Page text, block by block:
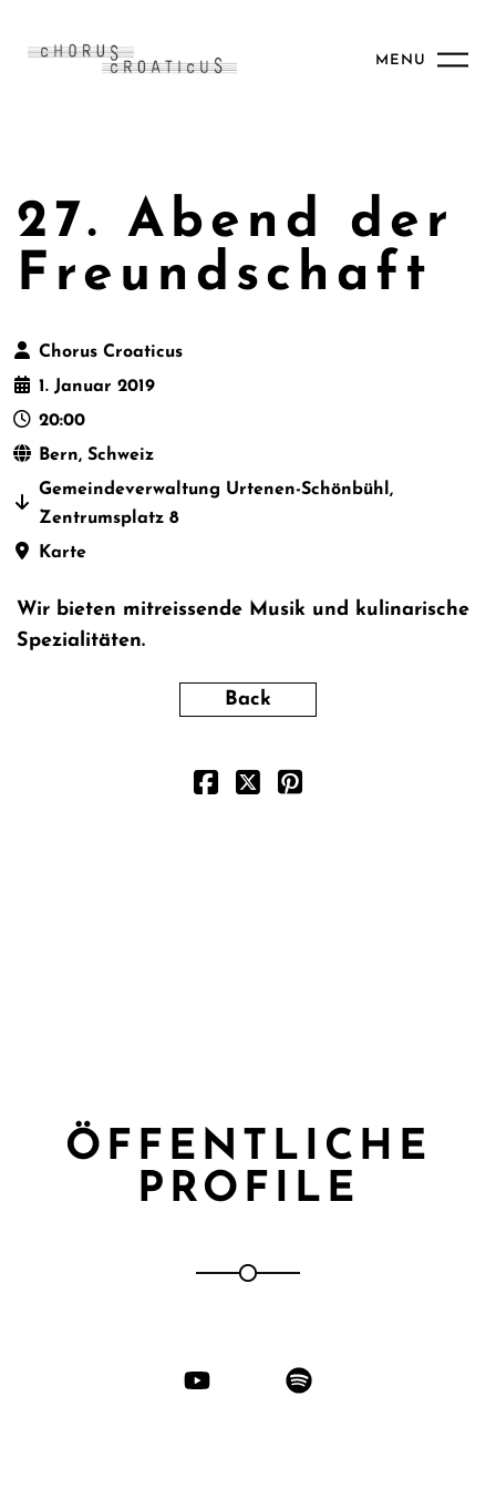
MENU
27. Abend der
Freundschaft
Chorus Croaticus
1. Januar 2019
20:00
Bern, Schweiz
Gemeindeverwaltung Urtenen-Schönbühl,
Zentrumsplatz 8
Karte
Wir bieten mitreissende Musik und kulinarische
Spezialitäten.
Back
ÖFFENTLICHE
PROFILE